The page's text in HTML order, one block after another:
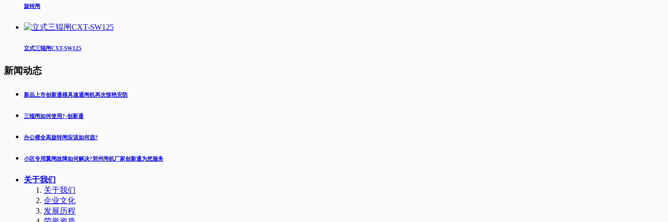
旋转闸
立式三辊闸CXT-SW125
新闻动态
新品上市创新通模具速通闸机再次惊艳安防
三辊闸如何使用?-创新通
办公楼全高旋转闸应该如何选?
小区专用翼闸故障如何解决?郑州闸机厂家创新通为您服务
关于我们
关于我们
企业文化
发展历程